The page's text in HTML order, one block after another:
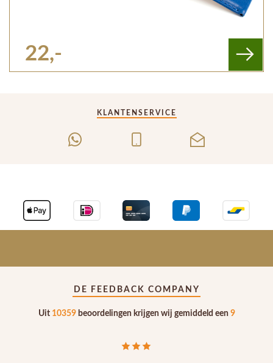
22,-
KLANTENSERVICE
DE FEEDBACK COMPANY
Uit 10359beoordelingen krijgen wij gemiddeld een 9